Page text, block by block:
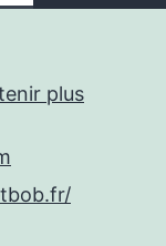
plus